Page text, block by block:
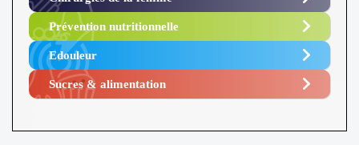
Prévention nutritionnelle
Edouleur​
Sucres & alimentation​